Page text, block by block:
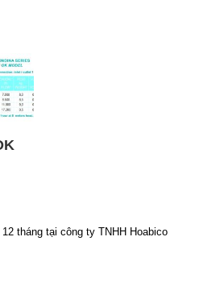
tháng tại công ty TNHH Hoabico